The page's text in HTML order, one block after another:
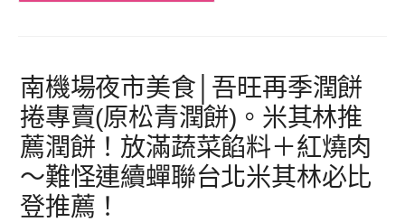
南機場夜市美食│吾旺再季潤餅
捲專賣(原松青潤餅)。米其林推
薦潤餅！放滿蔬菜餡料＋紅燒肉
～難怪連續蟬聯台北米其林必比
登推薦！